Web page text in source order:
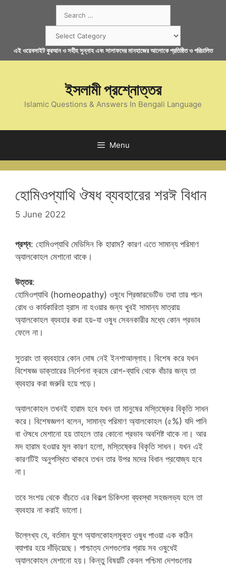
for:
এই ওয়েবসাইট কুরআন ও সহীহ সুন্নাহ এবং সালাফদের মানহাজের আলোকে প্রতিষ্ঠিত ও পরিচালিত
ইসলামী প্রশ্নোত্তর
Islamic Questions & Answers In Bengali Language
Menu
হোমিওপ্যাথি ঔষধ ব্যবহারের শরঈ বিধান
5 June 2022
প্রশ্ন: হোমিওপ্যাথি মেডিসিন কি হারাম? কারণ এতে সামান্য পরিমাণ
অ্যালকোহল মেশানো থাকে।
উত্তর:
হোমিওপ্যাথি (homeopathy) ওষুধে প্রিজারভেটিভ তথা তার পচন
রোধ ও কার্যকারিতা হ্রাস না হওয়ার জন্য খুবই সামান্য মাত্রায়
অ্যালকোহল ব্যবহার করা হয়-যা ওষুধ সেবনকারীর মধ্যে কোন প্রভাব
ফেলে না।
সুতরাং তা ব্যবহারে কোন দোষ নেই ইনশাআল্লাহ। বিশেষ করে যখন
বিশেষজ্ঞ ডাক্তারের নির্দেশনা ক্রমে রোগ-ব্যাধি থেকে বাঁচার জন্য তা
ব্যবহার করা জরুরি হয়ে পড়ে।
অ্যালকোহল তখনই হারাম হবে যখন তা মানুষের মস্তিষ্কের বিকৃতি সাধন
করে। বিশেষজ্ঞগণ বলেন, সামান্য পরিমাণ অ্যালকোহল (৫%) যদি পানি
বা ঔষধে মেশানো হয় তাহলে তার কোনো প্রভাব অবশিষ্ট থাকে না। আর
মদ হারাম হওয়ার মূল কারণ হলো, মস্তিষ্কের বিকৃতি সাধন। যখন এই
কারণটিই অনুপস্থিত থাকবে তখন তার উপর মদের বিধান প্রযোজ্য হবে
না।
তবে সংশয় থেকে বাঁচতে এর বিকল্প চিকিৎসা ব্যবস্থা সহজলভ্য হলে তা
ব্যবহার না করাই ভালো।
উল্লেখ্য যে, বর্তমান যুগে অ্যালকোহলমুক্ত ওষুধ পাওয়া এক কঠিন
ব্যাপার হয়ে দাঁড়িয়েছে। পাশ্চাত্য দেশগুলোর প্রায় সব ওষুধেই
অ্যালকোহল মেশানো হয়। কিন্তু বিষয়টি কেবল পশ্চিমা দেশগুলোর